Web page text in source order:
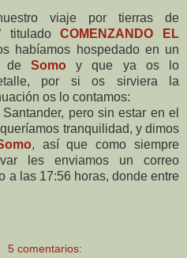
viaje por tierras de
tituladoCOMENZANDO EL
habíamos hospedado en un
de Somo y que ya os lo
por si os sirviera la
os lo contamos:
pero sin estar en el
tranquilidad, y dimos
, así que como siempre
les enviamos un correo
a las 17:56 horas, donde entre
5 comentarios: